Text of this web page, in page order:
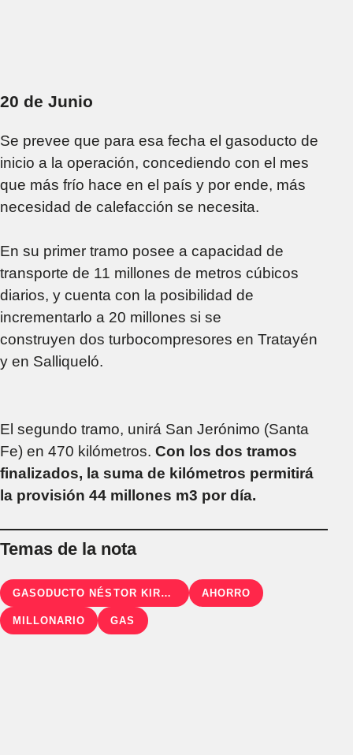
20 de Junio
Se prevee que para esa fecha el gasoducto de
inicio a la operación, concediendo con el mes
que más frío hace en el país y por ende, más
necesidad de calefacción se necesita.
En su primer tramo posee a capacidad de
transporte de 11 millones de metros cúbicos
diarios, y cuenta con la posibilidad de
incrementarlo a 20 millones si se
construyen dos turbocompresores en Tratayén
y en Salliqueló.
El segundo tramo, unirá San Jerónimo (Santa
Fe) en 470 kilómetros. Con los dos tramos
finalizados, la suma de kilómetros permitirá
la provisión 44 millones m3 por día.
Temas de la nota
GASODUCTO NÉSTOR KIRCHNER AHORRO
MILLONARIO GAS